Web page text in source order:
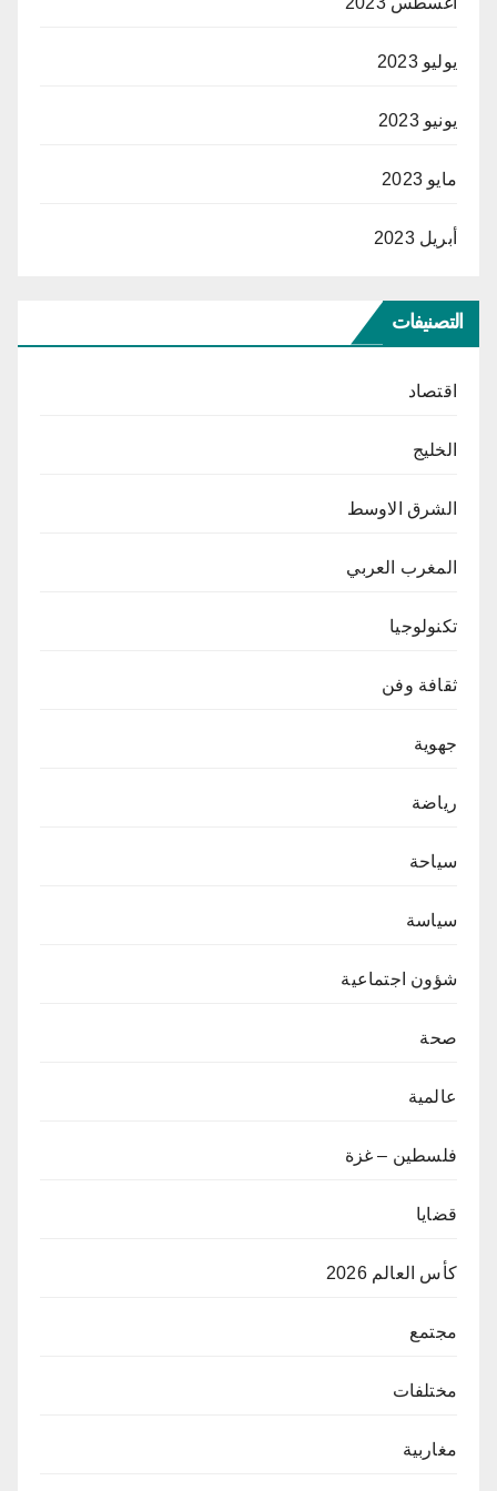
يوليو 2023
يونيو 2023
مايو 2023
أبريل 2023
التصنيفات
اقتصاد
الخليج
الشرق الاوسط
المغرب العربي
تكنولوجيا
ثقافة وفن
جهوية
رياضة
سياحة
سياسة
شؤون اجتماعية
صحة
عالمية
فلسطين – غزة
قضايا
كأس العالم 2026
مجتمع
مختلفات
مغاربية